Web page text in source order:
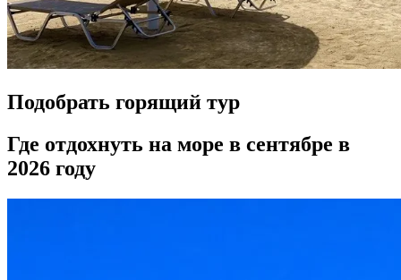
Подобрать горящий тур
Где отдохнуть на море в сентябре в
2026 году